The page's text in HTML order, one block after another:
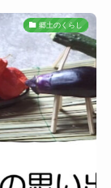
郷土のくらし